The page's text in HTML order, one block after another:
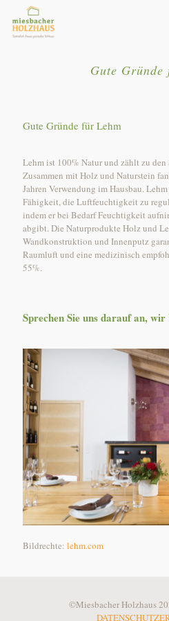
Gute Gründe
Gute Gründe für Lehm
Lehm ist 100% Natur und zählt zu
Zusammen mit Holz und Naturstein
Jahren Verwendung im Hausbau.
Fähigkeit, die Luftfeuchtigkeit zu
indem er bei Bedarf Feuchtigkeit
abgibt. Die Naturprodukte Holz und
Wandkonstruktion und Innenputz
Raumluft und eine medizinisch
55%.
Sprechen Sie uns darauf an, wir
Bildrechte: lehm.com
©Miesbacher Holzhaus